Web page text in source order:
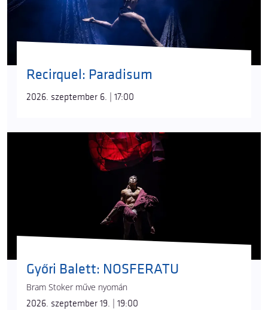
Recirquel: Paradisum
2026. szeptember 6. | 17:00
Győri Balett: NOSFERATU
Bram Stoker műve nyomán
2026. szeptember 19. | 19:00